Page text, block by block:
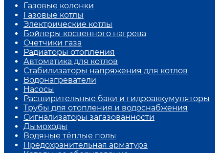
Газовые колонки
Газовые котлы
Электрические котлы
Бойлеры косвенного нагрева
Счетчики газа
Радиаторы отопления
Автоматика для котлов
Стабилизаторы напряжения для котлов
Водонагреватели
Насосы
Расширительные баки и гидроаккумуляторы
Трубы для отопления и водоснабжения
Сигнализаторы загазованности
Дымоходы
Водяные тёплые полы
Предохранительная арматура